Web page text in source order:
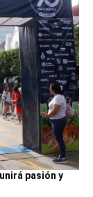
pasión y